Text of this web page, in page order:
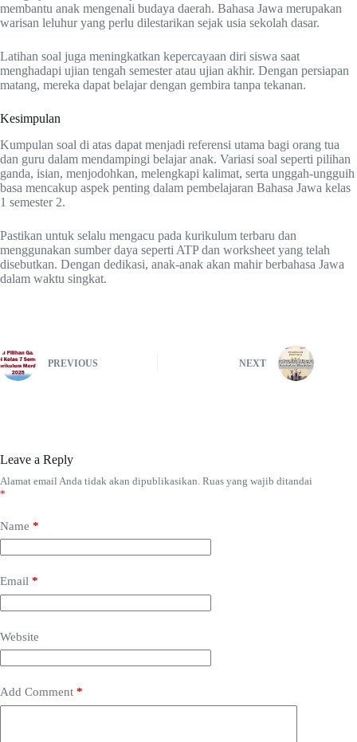
membantu anak mengenali budaya daerah. Bahasa Jawa merupakan
warisan leluhur yang perlu dilestarikan sejak usia sekolah dasar.
Latihan soal juga meningkatkan kepercayaan diri siswa saat
menghadapi ujian tengah semester atau ujian akhir. Dengan persiapan
matang, mereka dapat belajar dengan gembira tanpa tekanan.
Kesimpulan
Kumpulan soal di atas dapat menjadi referensi utama bagi orang tua
dan guru dalam mendampingi belajar anak. Variasi soal seperti pilihan
ganda, isian, menjodohkan, melengkapi kalimat, serta unggah-ungguih
basa mencakup aspek penting dalam pembelajaran Bahasa Jawa kelas
1 semester 2.
Pastikan untuk selalu mengacu pada kurikulum terbaru dan
menggunakan sumber daya seperti ATP dan worksheet yang telah
disebutkan. Dengan dedikasi, anak-anak akan mahir berbahasa Jawa
dalam waktu singkat.
PREVIOUS NEXT
Leave a Reply
Alamat email Anda tidak akan dipublikasikan. Ruas yang wajib ditandai
*
Name *
Email *
Website
Add Comment *